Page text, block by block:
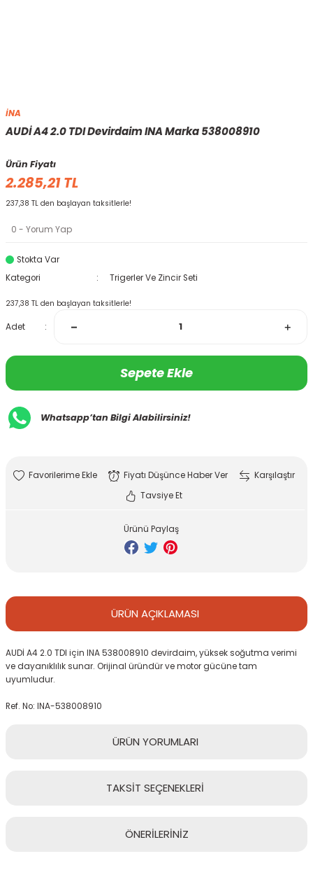
İNA
AUDİ A4 2.0 TDI Devirdaim INA Marka 538008910
Ürün Fiyatı
2.285,21 TL
237,38 TL den başlayan taksitlerle!
0 - Yorum Yap
Stokta Var
Kategori
Trigerler Ve Zincir Seti
237,38 TL den başlayan taksitlerle!
Adet
Sepete Ekle
Whatsapp’tan Bilgi Alabilirsiniz!
Fiyatı Düşünce Haber Ver
Karşılaştır
Tavsiye Et
Ürünü Paylaş
ÜRÜN AÇIKLAMASI
AUDİ A4 2.0 TDI için INA 538008910 devirdaim, yüksek soğutma verimi
ve dayanıklılık sunar. Orijinal üründür ve motor gücüne tam
uyumludur.
Ref. No: INA-538008910
ÜRÜN YORUMLARI
TAKSİT SEÇENEKLERİ
ÖNERİLERİNİZ